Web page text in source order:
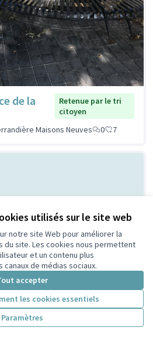
utilisés sur le site web
notre site Web pour améliorer la
du site. Les cookies nous permettent
et un contenu plus
de médias sociaux.
accepter
les cookies essentiels
Paramètres
de la
Retenue par le tri
citoyen
Maisons Neuves
0 7
Lazare
Non retenue par le tri
citoyen